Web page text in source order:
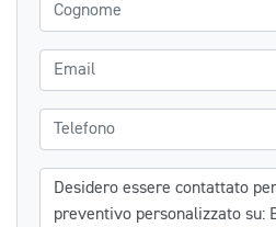
Email
Telefono
Messaggio